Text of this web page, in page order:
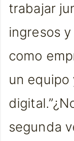
trabajar
ingresos
como
un equipo
segunda